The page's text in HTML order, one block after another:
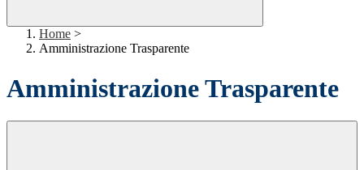
Home >
Amministrazione Trasparente
Amministrazione Trasparente